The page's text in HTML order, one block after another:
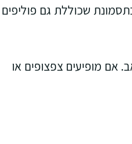
שכוללת גם פוליפים
אם מופיעים צפצופים או